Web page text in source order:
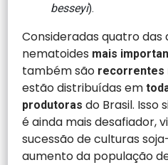
besseyi).
Consideradas quatro das
nematoides mais
também são recorrentes
estão distribuídas em
produtorasdo Brasil. Isso
é ainda mais desafiador,
sucessão de culturas
aumento da população